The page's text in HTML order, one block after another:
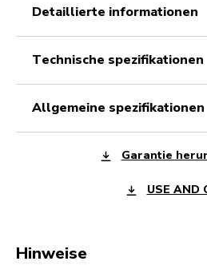
detaillierte informationen
technische spezifikationen
allgemeine spezifikationen
Garantie
USE AND
Hinweise